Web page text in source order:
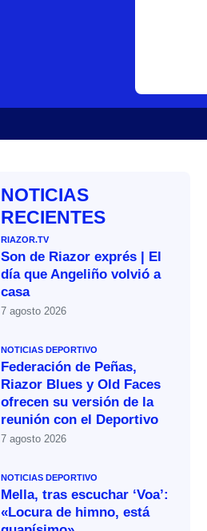
NOTICIAS
RECIENTES
RIAZOR.TV
Son de Riazor exprés | El
día que Angeliño volvió a
casa
7 agosto 2026
NOTICIAS DEPORTIVO
Federación de Peñas,
Riazor Blues y Old Faces
ofrecen su versión de la
reunión con el Deportivo
7 agosto 2026
NOTICIAS DEPORTIVO
Mella, tras escuchar ‘Voa’:
«Locura de himno, está